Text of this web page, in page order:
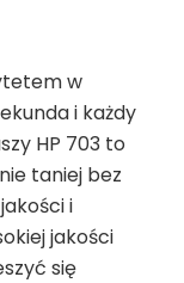
w
i każdy
HP 703 to
taniej bez
i
jakości
się